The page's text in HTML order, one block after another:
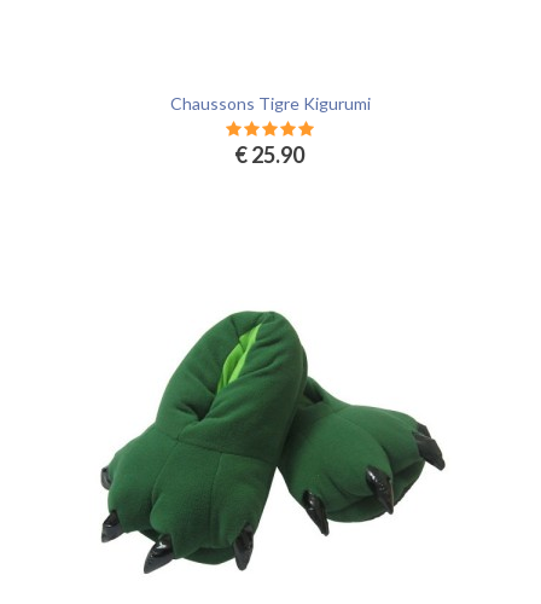
Chaussons Tigre Kigurumi
€ 25.90